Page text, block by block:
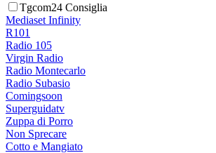
Tgcom24 Consiglia
Mediaset Infinity
R101
Radio 105
Virgin Radio
Radio Montecarlo
Radio Subasio
Comingsoon
Superguidatv
Zuppa di Porro
Non Sprecare
Cotto e Mangiato